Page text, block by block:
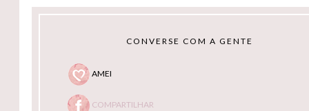
CONVERSE COM A GENTE
AMEI
COMPARTILHAR